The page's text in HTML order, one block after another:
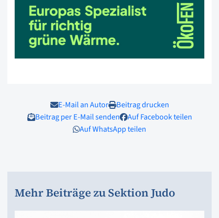
E-Mail an Autor
Beitrag drucken
Beitrag per E-Mail senden
Auf Facebook teilen
Auf WhatsApp teilen
Mehr Beiträge zu Sektion Judo